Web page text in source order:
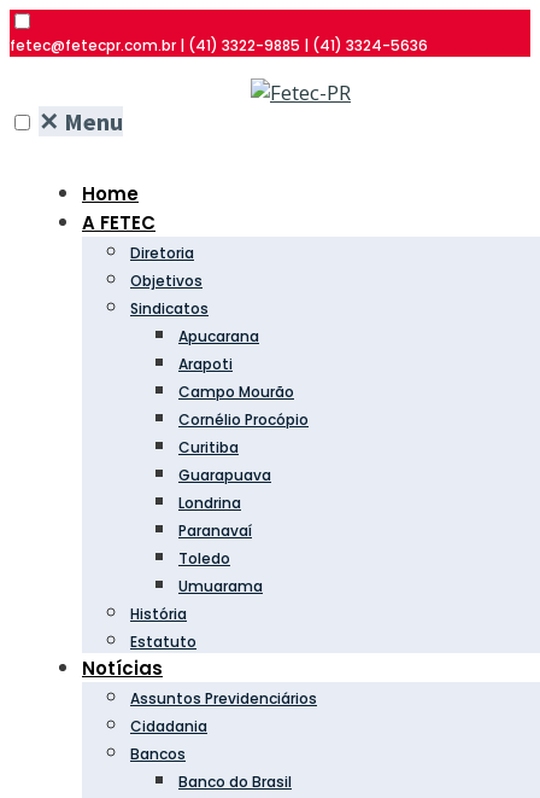
fetec@fetecpr.com.br | (41) 3322-9885 | (41) 3324-5636
✕ Menu
Home
A FETEC
Diretoria
Objetivos
Sindicatos
Apucarana
Arapoti
Campo Mourão
Cornélio Procópio
Curitiba
Guarapuava
Londrina
Paranavaí
Toledo
Umuarama
História
Estatuto
Notícias
Assuntos Previdenciários
Cidadania
Bancos
Banco do Brasil